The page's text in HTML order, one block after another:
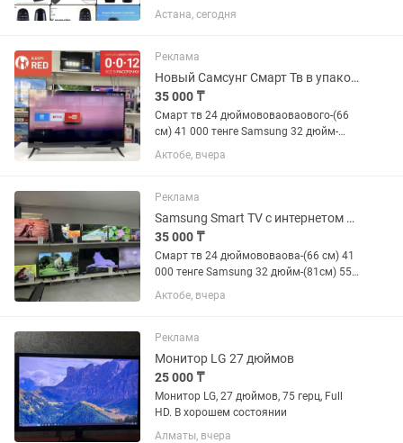
работаем 24/7 (без выходных
круглосуточно) есть простые и смарт
Астана, сегодня
Реклама
Новый Самсунг Смарт Тв в упаковке с интернетом отау тв
35 000 ₸
Смарт тв 24 дюймововаоваового-(66
см) 41 000 тенге Samsung 32 дюйм-
(81см) 55 000 тенге Samsung 40 дюйм-
(102см) 78 000 тенге Samsung 43
(110 см) 95 000 тенге LG 50...
Актобе, вчера
Реклама
Samsung Smart TV с интернетом wifi YOUTUBE новый в упаковке Актобе
35 000 ₸
Смарт тв 24 дюймововаова-(66 см) 41
000 тенге Samsung 32 дюйм-(81см) 55
000 тенге Samsung 40 дюйм-(102см) 78
000 тенге Samsung 43 дюйм-(110см) 90
тенге LG 50...
Актобе, вчера
Реклама
Монитор LG 27 дюймов
25 000 ₸
Монитор LG, 27 дюймов, 75 герц, Full
HD. В хорошем состоянии
Алматы, вчера